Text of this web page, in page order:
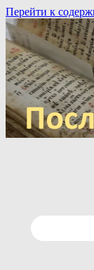
Перейти к